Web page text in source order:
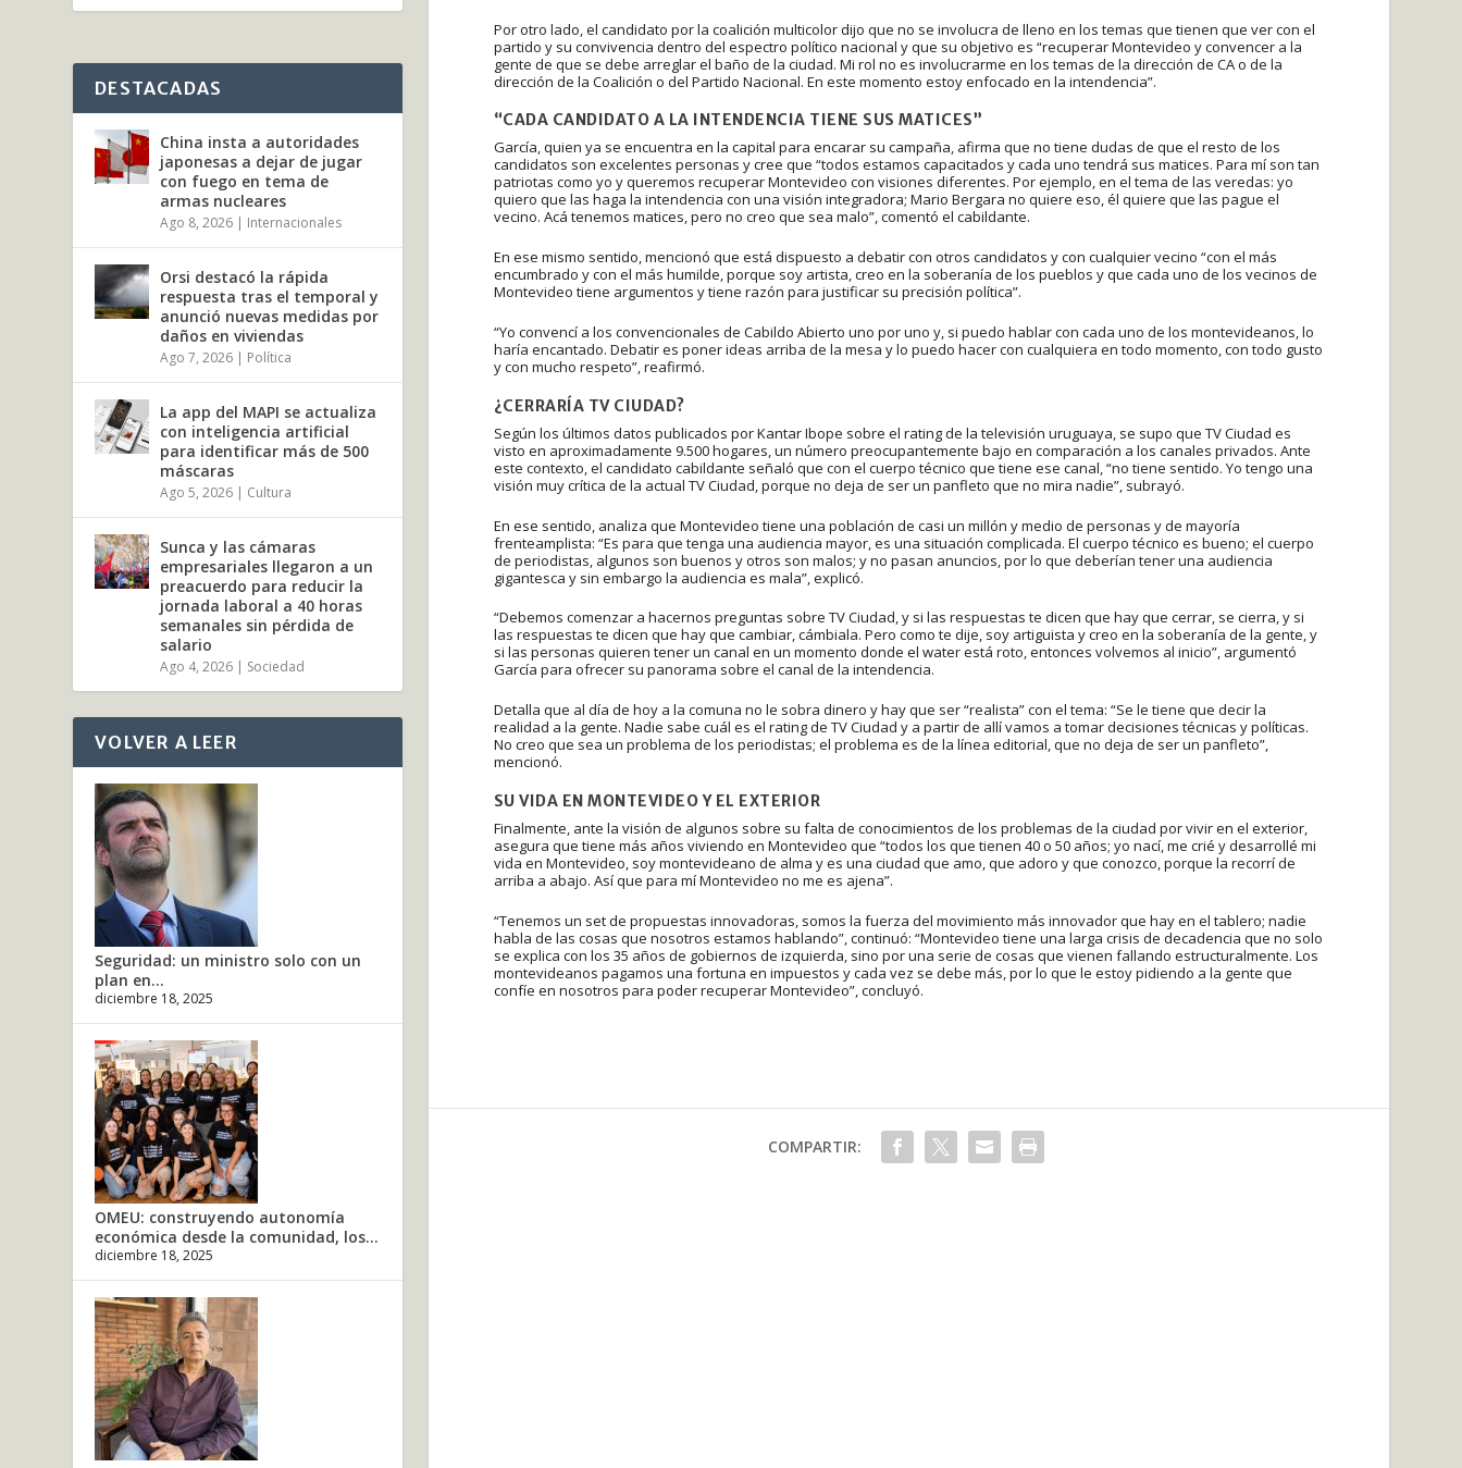
Por otro lado, el candidato por la coalición multicolor dijo que no se involucra de lleno en los temas que tienen que ver con el
partido y su convivencia dentro del espectro político nacional y que su objetivo es “recuperar Montevideo y convencer a la
gente de que se debe arreglar el baño de la ciudad. Mi rol no es involucrarme en los temas de la dirección de CA o de la
dirección de la Coalición o del Partido Nacional. En este momento estoy enfocado en la intendencia”.
“CADA CANDIDATO A LA INTENDENCIA TIENE SUS MATICES”
García, quien ya se encuentra en la capital para encarar su campaña, afirma que no tiene dudas de que el resto de los
candidatos son excelentes personas y cree que “todos estamos capacitados y cada uno tendrá sus matices. Para mí son tan
patriotas como yo y queremos recuperar Montevideo con visiones diferentes. Por ejemplo, en el tema de las veredas: yo
quiero que las haga la intendencia con una visión integradora; Mario Bergara no quiere eso, él quiere que las pague el
vecino. Acá tenemos matices, pero no creo que sea malo”, comentó el cabildante.
En ese mismo sentido, mencionó que está dispuesto a debatir con otros candidatos y con cualquier vecino “con el más
encumbrado y con el más humilde, porque soy artista, creo en la soberanía de los pueblos y que cada uno de los vecinos de
Montevideo tiene argumentos y tiene razón para justificar su precisión política”.
“Yo convencí a los convencionales de Cabildo Abierto uno por uno y, si puedo hablar con cada uno de los montevideanos, lo
haría encantado. Debatir es poner ideas arriba de la mesa y lo puedo hacer con cualquiera en todo momento, con todo gusto
y con mucho respeto”, reafirmó.
¿CERRARÍA TV CIUDAD?
Según los últimos datos publicados por Kantar Ibope sobre el rating de la televisión uruguaya, se supo que TV Ciudad es
visto en aproximadamente 9.500 hogares, un número preocupantemente bajo en comparación a los canales privados. Ante
este contexto, el candidato cabildante señaló que con el cuerpo técnico que tiene ese canal, “no tiene sentido. Yo tengo una
visión muy crítica de la actual TV Ciudad, porque no deja de ser un panfleto que no mira nadie”, subrayó.
En ese sentido, analiza que Montevideo tiene una población de casi un millón y medio de personas y de mayoría
frenteamplista: “Es para que tenga una audiencia mayor, es una situación complicada. El cuerpo técnico es bueno; el cuerpo
de periodistas, algunos son buenos y otros son malos; y no pasan anuncios, por lo que deberían tener una audiencia
gigantesca y sin embargo la audiencia es mala”, explicó.
“Debemos comenzar a hacernos preguntas sobre TV Ciudad, y si las respuestas te dicen que hay que cerrar, se cierra, y si
las respuestas te dicen que hay que cambiar, cámbiala. Pero como te dije, soy artiguista y creo en la soberanía de la gente, y
si las personas quieren tener un canal en un momento donde el water está roto, entonces volvemos al inicio”, argumentó
García para ofrecer su panorama sobre el canal de la intendencia.
Detalla que al día de hoy a la comuna no le sobra dinero y hay que ser “realista” con el tema: “Se le tiene que decir la
realidad a la gente. Nadie sabe cuál es el rating de TV Ciudad y a partir de allí vamos a tomar decisiones técnicas y políticas.
No creo que sea un problema de los periodistas; el problema es de la línea editorial, que no deja de ser un panfleto”,
mencionó.
SU VIDA EN MONTEVIDEO Y EL EXTERIOR
Finalmente, ante la visión de algunos sobre su falta de conocimientos de los problemas de la ciudad por vivir en el exterior,
asegura que tiene más años viviendo en Montevideo que “todos los que tienen 40 o 50 años; yo nací, me crié y desarrollé mi
vida en Montevideo, soy montevideano de alma y es una ciudad que amo, que adoro y que conozco, porque la recorrí de
arriba a abajo. Así que para mí Montevideo no me es ajena”.
“Tenemos un set de propuestas innovadoras, somos la fuerza del movimiento más innovador que hay en el tablero; nadie
habla de las cosas que nosotros estamos hablando”, continuó: “Montevideo tiene una larga crisis de decadencia que no solo
se explica con los 35 años de gobiernos de izquierda, sino por una serie de cosas que vienen fallando estructuralmente. Los
montevideanos pagamos una fortuna en impuestos y cada vez se debe más, por lo que le estoy pidiendo a la gente que
confíe en nosotros para poder recuperar Montevideo”, concluyó.
COMPARTIR:
DESTACADAS
China insta a autoridades
japonesas a dejar de jugar
con fuego en tema de
armas nucleares
Ago 8, 2026 | Internacionales
Orsi destacó la rápida
respuesta tras el temporal y
anunció nuevas medidas por
daños en viviendas
Ago 7, 2026 | Política
La app del MAPI se actualiza
con inteligencia artificial
para identificar más de 500
máscaras
Ago 5, 2026 | Cultura
Sunca y las cámaras
empresariales llegaron a un
preacuerdo para reducir la
jornada laboral a 40 horas
semanales sin pérdida de
salario
Ago 4, 2026 | Sociedad
VOLVER A LEER
Seguridad: un ministro solo con un
plan en...
diciembre 18, 2025
OMEU: construyendo autonomía
económica desde la comunidad, los...
diciembre 18, 2025